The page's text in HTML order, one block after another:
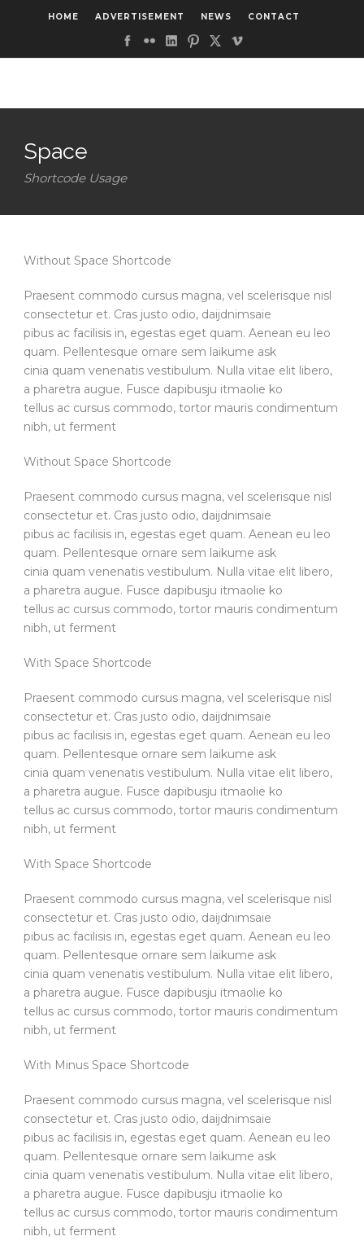
HOME ADVERTISEMENT NEWS CONTACT
Space
Shortcode Usage
Without Space Shortcode
Praesent commodo cursus magna, vel scelerisque nisl
consectetur et. Cras justo odio, daijdnimsaie
pibus ac facilisis in, egestas eget quam. Aenean eu leo
quam. Pellentesque ornare sem laikume ask
cinia quam venenatis vestibulum. Nulla vitae elit libero,
a pharetra augue. Fusce dapibusju itmaolie ko
tellus ac cursus commodo, tortor mauris condimentum
nibh, ut ferment
Without Space Shortcode
Praesent commodo cursus magna, vel scelerisque nisl
consectetur et. Cras justo odio, daijdnimsaie
pibus ac facilisis in, egestas eget quam. Aenean eu leo
quam. Pellentesque ornare sem laikume ask
cinia quam venenatis vestibulum. Nulla vitae elit libero,
a pharetra augue. Fusce dapibusju itmaolie ko
tellus ac cursus commodo, tortor mauris condimentum
nibh, ut ferment
With Space Shortcode
Praesent commodo cursus magna, vel scelerisque nisl
consectetur et. Cras justo odio, daijdnimsaie
pibus ac facilisis in, egestas eget quam. Aenean eu leo
quam. Pellentesque ornare sem laikume ask
cinia quam venenatis vestibulum. Nulla vitae elit libero,
a pharetra augue. Fusce dapibusju itmaolie ko
tellus ac cursus commodo, tortor mauris condimentum
nibh, ut ferment
With Space Shortcode
Praesent commodo cursus magna, vel scelerisque nisl
consectetur et. Cras justo odio, daijdnimsaie
pibus ac facilisis in, egestas eget quam. Aenean eu leo
quam. Pellentesque ornare sem laikume ask
cinia quam venenatis vestibulum. Nulla vitae elit libero,
a pharetra augue. Fusce dapibusju itmaolie ko
tellus ac cursus commodo, tortor mauris condimentum
nibh, ut ferment
With Minus Space Shortcode
Praesent commodo cursus magna, vel scelerisque nisl
consectetur et. Cras justo odio, daijdnimsaie
pibus ac facilisis in, egestas eget quam. Aenean eu leo
quam. Pellentesque ornare sem laikume ask
cinia quam venenatis vestibulum. Nulla vitae elit libero,
a pharetra augue. Fusce dapibusju itmaolie ko
tellus ac cursus commodo, tortor mauris condimentum
nibh, ut ferment